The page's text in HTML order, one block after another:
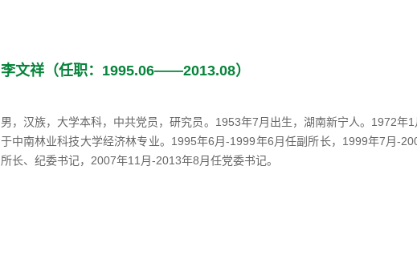
李文祥（任职：1995.06——2013.08）
男，汉族，大学本科，中共党员，研究员。1953年7月出生，湖南新宁人。1972年
于中南林业科技大学经济林专业。1995年6月-1999年6月任副所长，1999年7月-
所长、纪委书记，2007年11月-2013年8月任党委书记。